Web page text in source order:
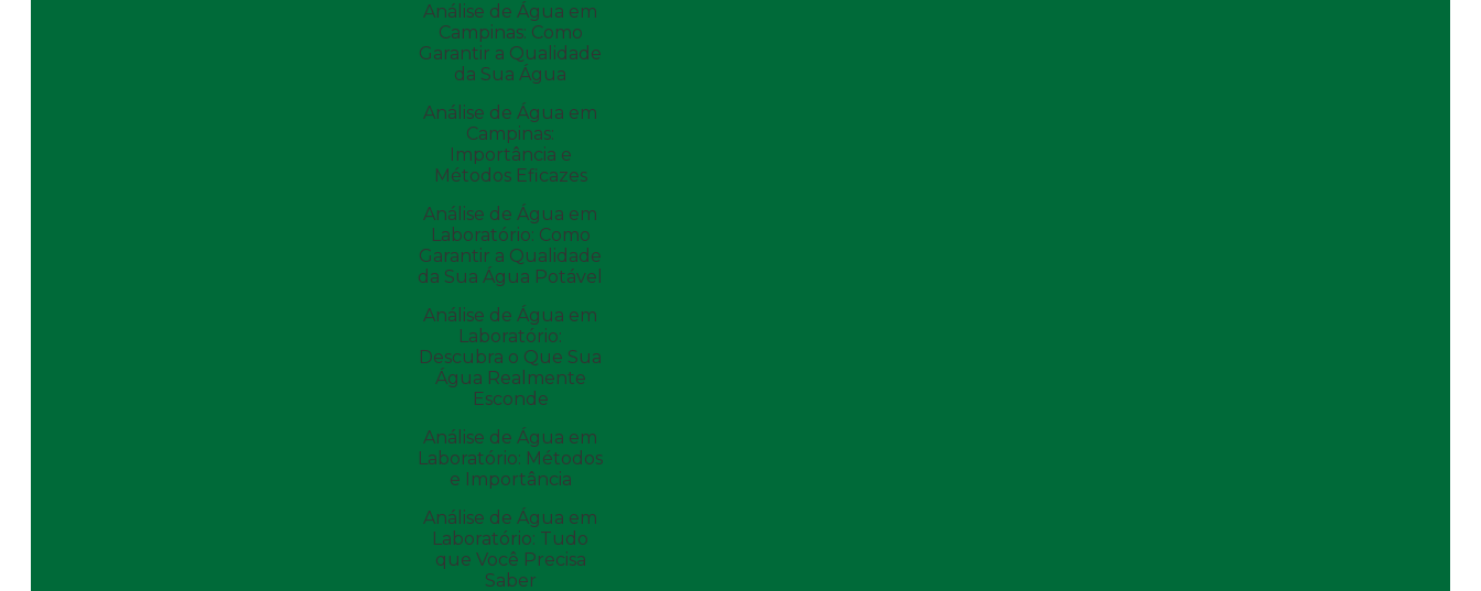
Análise de Água em
Campinas: Como
Garantir a Qualidade
da Sua Água
Análise de Água em
Campinas:
Importância e
Métodos Eficazes
Análise de Água em
Laboratório: Como
Garantir a Qualidade
da Sua Água Potável
Análise de Água em
Laboratório:
Descubra o Que Sua
Água Realmente
Esconde
Análise de Água em
Laboratório: Métodos
e Importância
Análise de Água em
Laboratório: Tudo
que Você Precisa
Saber